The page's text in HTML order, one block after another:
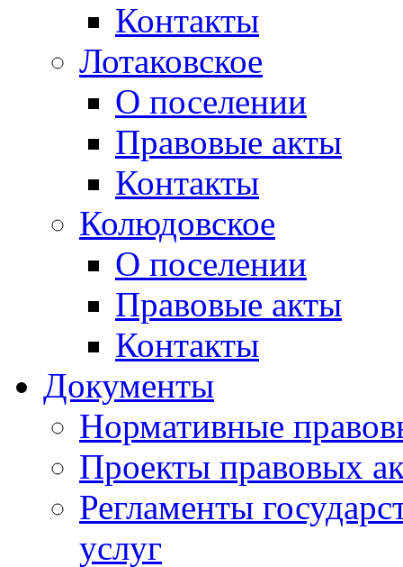
Контакты
Лотаковское
О поселении
Правовые акты
Контакты
Колюдовское
О поселении
Правовые акты
Контакты
Документы
Нормативные
Проекты правовых
Регламенты
услуг